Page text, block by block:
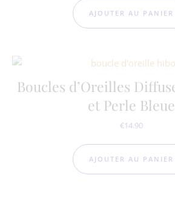
AJOUTER AU PANIER
Boucles d’Oreilles
et Perle Bleue
€14.90
AJOUTER AU PANIER